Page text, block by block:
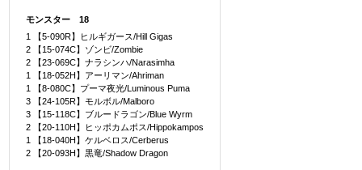
モンスター 18
1 【5-090R】ヒルギガース/Hill Gigas
2 【15-074C】ゾンビ/Zombie
2 【23-069C】ナラシンハ/Narasimha
1 【18-052H】アーリマン/Ahriman
1 【8-080C】プーマ夜光/Luminous Puma
3 【24-105R】モルボル/Malboro
3 【15-118C】ブルードラゴン/Blue Wyrm
2 【20-110H】ヒッポカムポス/Hippokampos
1 【18-040H】ケルベロス/Cerberus
2 【20-093H】黒竜/Shadow Dragon